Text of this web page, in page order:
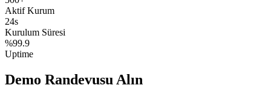
Aktif Kurum
24s
Kurulum Süresi
%99.9
Uptime
Demo Randevusu Alın